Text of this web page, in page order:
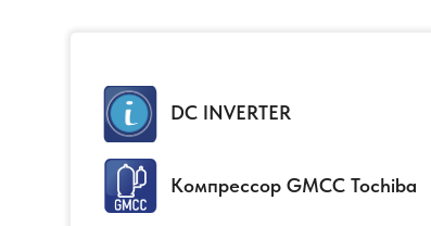
Компрессор GMCC Tochiba
DC INVERTER